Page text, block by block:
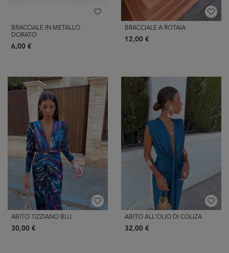
BRACCIALE IN METALLO
DORATO
6,00 €
BRACCIALE A ROTAIA
12,00 €
ABITO TIZZIANO BLU
30,00 €
ABITO ALL'OLIO DI COLIZA
32,00 €